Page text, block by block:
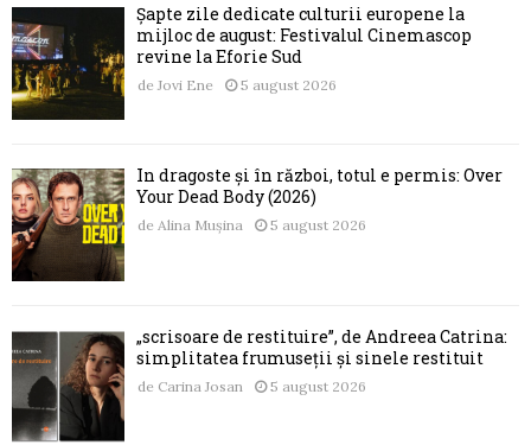
Șapte zile dedicate culturii europene la
mijloc de august: Festivalul Cinemascop
revine la Eforie Sud
de Jovi Ene 5 august 2026
În dragoste și în război, totul e permis: Over
Your Dead Body (2026)
de Alina Mușina 5 august 2026
„scrisoare de restituire”, de Andreea Catrina:
simplitatea frumuseții și sinele restituit
de Carina Josan 5 august 2026